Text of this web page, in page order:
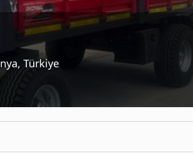
Türkiye